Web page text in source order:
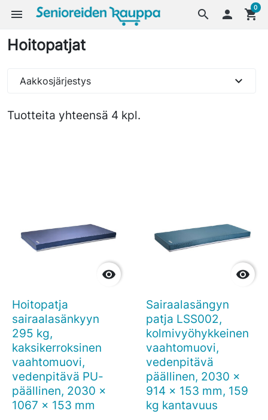
search
menu  shopping_cart
0
Hoitopatjat
Tuotteita yhteensä 4 kpl.
Aakkosjärjestys expand_more

Hoitopatja
sairaalasänkyyn
295 kg,
kaksikerroksinen
vaahtomuovi,
vedenpitävä PU-
päällinen, 2030 x
1067 x 153 mm

Sairaalasängyn
patja LSS002,
kolmivyöhykkeinen
vaahtomuovi,
vedenpitävä
päällinen, 2030 x
914 x 153 mm, 159
kg kantavuus